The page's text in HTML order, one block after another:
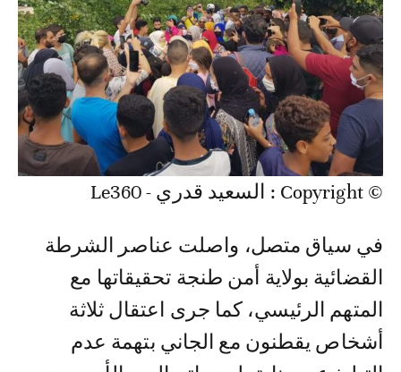
© Copyright : السعيد قدري - Le360
في سياق متصل، واصلت عناصر الشرطة
القضائية بولاية أمن طنجة تحقيقاتها مع
المتهم الرئيسي، كما جرى اعتقال ثلاثة
أشخاص يقطنون مع الجاني بتهمة عدم